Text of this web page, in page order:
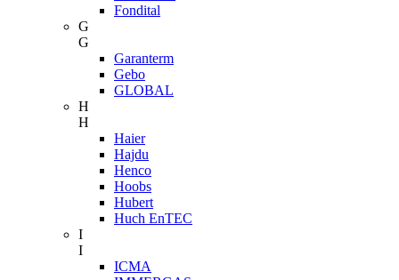
Fondital
G
G
Garanterm
Gebo
GLOBAL
H
H
Haier
Hajdu
Henco
Hoobs
Hubert
Huch EnTEC
I
I
ICMA